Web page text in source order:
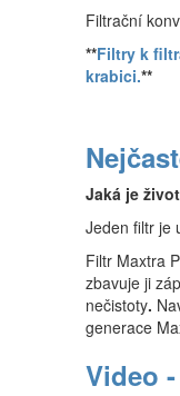
Filtrační
**Filtry k
krabici.**
Jaká je
Jeden filtr je
Filtr Maxtra
zbavuje ji
nečistoty.
generace
Video